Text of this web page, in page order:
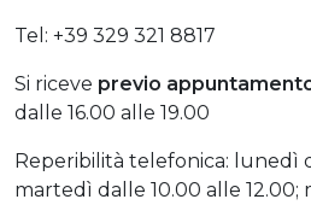
Tel: +39 329 321 8817
Si riceve previo
dalle 16.00 alle 19.00
Reperibilità telefonica: lunedì
martedì dalle 10.00 alle 12.00;